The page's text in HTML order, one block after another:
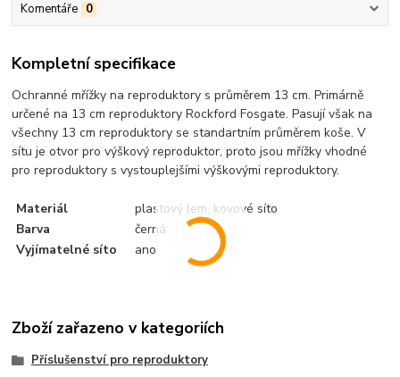
Komentáře 0
Kompletní specifikace
Ochranné mřížky na reproduktory s průměrem 13 cm. Primárně
určené na 13 cm reproduktory Rockford Fosgate. Pasují však na
všechny 13 cm reproduktory se standartním průměrem koše. V
sítu je otvor pro výškový reproduktor, proto jsou mřížky vhodné
pro reproduktory s vystouplejšími výškovými reproduktory.
Materiál
plastový lem, kovové síto
Barva
černá
Vyjímatelné síto
ano
Zboží zařazeno v kategoriích
Příslušenství pro reproduktory